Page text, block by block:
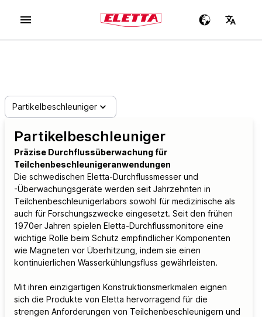
Partikelbeschleuniger
Partikelbeschleuniger
Präzise Durchflussüberwachung für
Teilchenbeschleunigeranwendungen
Die schwedischen Eletta-Durchflussmesser und
-Überwachungsgeräte werden seit Jahrzehnten in
Teilchenbeschleunigerlabors sowohl für medizinische als
auch für Forschungszwecke eingesetzt. Seit den frühen
1970er Jahren spielen Eletta-Durchflussmonitore eine
wichtige Rolle beim Schutz empfindlicher Komponenten
wie Magneten vor Überhitzung, indem sie einen
kontinuierlichen Wasserkühlungsfluss gewährleisten.
Mit ihren einzigartigen Konstruktionsmerkmalen eignen
sich die Produkte von Eletta hervorragend für die
strengen Anforderungen von Teilchenbeschleunigern und